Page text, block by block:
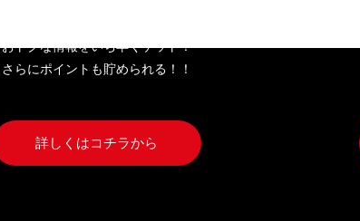
おトクな情報をいち早くゲット！
さらにポイントも貯められる！！
詳しくはコチラから